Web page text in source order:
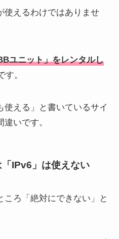
使えるわけではありませ
ユニット」をレンタルし
す。
使える」と書いているサイ
いです。
IPv6」は使えない
ころ「絶対にできない」と